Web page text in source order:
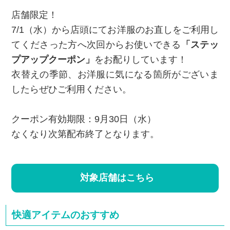
店舗限定！
7/1（水）から店頭にてお洋服のお直しをご利用し
てくださった方へ次回からお使いできる
「ステッ
プアップクーポン」 をお配りしています！
衣替えの季節、お洋服に気になる箇所がございま
したらぜひご利用ください。
クーポン有効期限：9月30日（水）
なくなり次第配布終了となります。
対象店舗はこちら
快適アイテムのおすすめ